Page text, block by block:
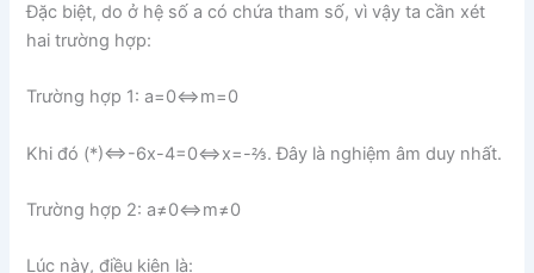
Đặc biệt, do ở hệ số a có chứa tham số, vì vậy ta cần xét
hai trường hợp:
Trường hợp 1: a=0⇔m=0
Khi đó (*)⇔-6x-4=0⇔x=-⅔. Đây là nghiệm âm duy nhất.
Trường hợp 2: a≠0⇔m≠0
Lúc này, điều kiện là: